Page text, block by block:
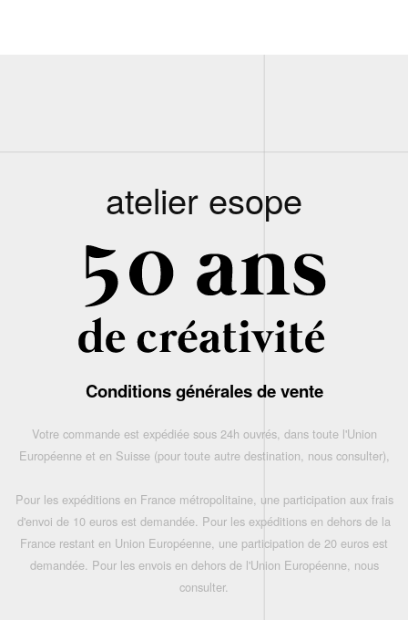
atelier esope
Conditions générales de vente
Votre commande est expédiée sous 24h ouvrés, dans toute l'Union
Européenne et en Suisse (pour toute autre destination, nous consulter),
Pour les expéditions en France métropolitaine, une participation aux frais
d'envoi de 10 euros est demandée. Pour les expéditions en dehors de la
France restant en Union Européenne, une participation de 20 euros est
demandée. Pour les envois en dehors de l'Union Européenne, nous
consulter.